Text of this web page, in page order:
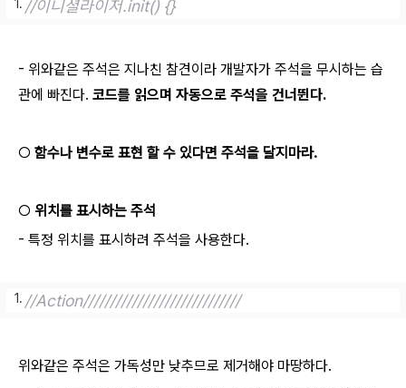
//이니셜라이저.init() {}
- 위와같은 주석은 지나친 참견이라 개발자가 주석을 무시하는 습
관에 빠진다. 코드를 읽으며 자동으로 주석을 건너뛴다.
○ 함수나 변수로 표현 할 수 있다면 주석을 달지마라.
○ 위치를 표시하는 주석
- 특정 위치를 표시하려 주석을 사용한다.
//Action/////////////////////////////
위와같은 주석은 가독성만 낮추므로 제거해야 마땅하다.